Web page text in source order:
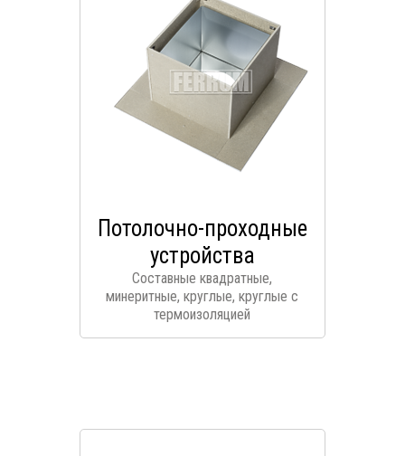
Потолочно-проходные
устройства
Составные квадратные,
минеритные, круглые, круглые с
термоизоляцией